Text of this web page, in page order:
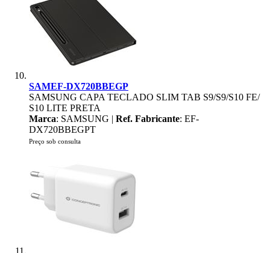
SAMEF-DX720BBEGP
SAMSUNG CAPA TECLADO SLIM TAB S9/S9/S10 FE/
S10 LITE PRETA
Marca: SAMSUNG | Ref. Fabricante: EF-
DX720BBEGPT
Preço sob consulta